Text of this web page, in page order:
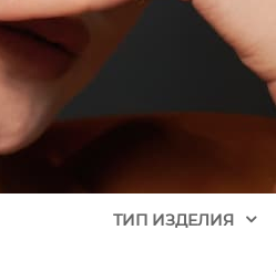
ТИП ИЗДЕЛИЯ